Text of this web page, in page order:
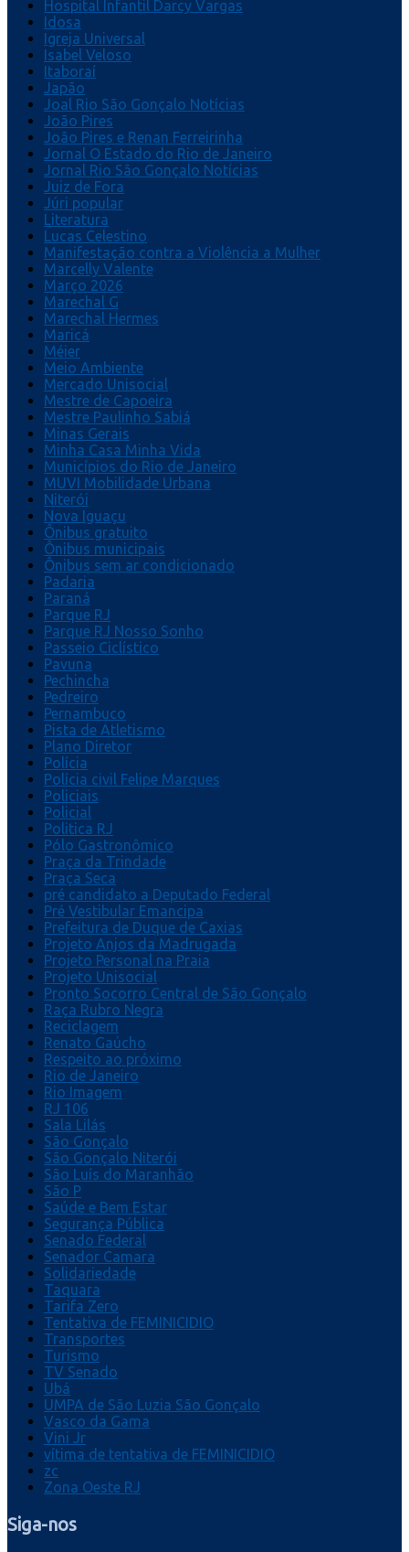
Hospital Infantil Darcy Vargas
Idosa
Igreja Universal
Isabel Veloso
Itaboraí
Japão
Joal Rio São Gonçalo Notícias
João Pires
João Pires e Renan Ferreirinha
Jornal O Estado do Rio de Janeiro
Jornal Rio São Gonçalo Notícias
Juiz de Fora
Júri popular
Literatura
Lucas Celestino
Manifestação contra a Violência a Mulher
Marcelly Valente
Março 2026
Marechal G
Marechal Hermes
Maricá
Méier
Meio Ambiente
Mercado Unisocial
Mestre de Capoeira
Mestre Paulinho Sabiá
Minas Gerais
Minha Casa Minha Vida
Municípios do Rio de Janeiro
MUVI Mobilidade Urbana
Niterói
Nova Iguaçu
Ônibus gratuito
Ônibus municipais
Ônibus sem ar condicionado
Padaria
Paraná
Parque RJ
Parque RJ Nosso Sonho
Passeio Ciclístico
Pavuna
Pechincha
Pedreiro
Pernambuco
Pista de Atletismo
Plano Diretor
Polícia
Polícia civil Felipe Marques
Policiais
Policial
Politica RJ
Pólo Gastronômico
Praça da Trindade
Praça Seca
pré candidato a Deputado Federal
Pré Vestibular Emancipa
Prefeitura de Duque de Caxias
Projeto Anjos da Madrugada
Projeto Personal na Praia
Projeto Unisocial
Pronto Socorro Central de São Gonçalo
Raça Rubro Negra
Reciclagem
Renato Gaúcho
Respeito ao próximo
Rio de Janeiro
Rio Imagem
RJ 106
Sala Lilás
São Gonçalo
São Gonçalo Niterói
São Luís do Maranhão
São P
Saúde e Bem Estar
Segurança Pública
Senado Federal
Senador Camara
Solidariedade
Taquara
Tarifa Zero
Tentativa de FEMINICIDIO
Transportes
Turismo
TV Senado
Ubá
UMPA de São Luzia São Gonçalo
Vasco da Gama
Vini Jr
vítima de tentativa de FEMINICIDIO
zc
Zona Oeste RJ
Siga-nos